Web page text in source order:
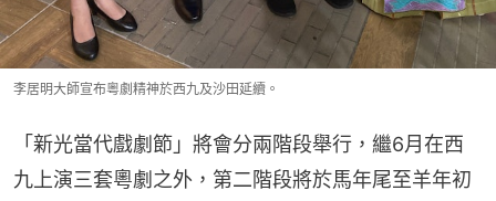
李居明大師宣布粵劇精神於西九及沙田延續。
「新光當代戲劇節」將會分兩階段舉行，繼6月在西
九上演三套粵劇之外，第二階段將於馬年尾至羊年初